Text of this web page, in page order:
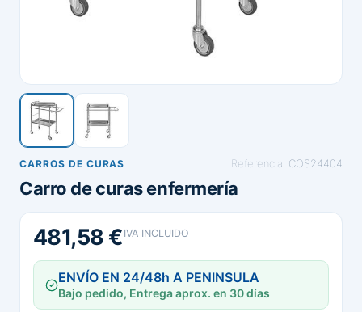
CARROS DE CURAS Referencia: COS24404
Carro de curas enfermería
481,58 € IVA INCLUIDO
ENVÍO EN 24/48h A PENINSULA
Bajo pedido, Entrega aprox. en 30 días